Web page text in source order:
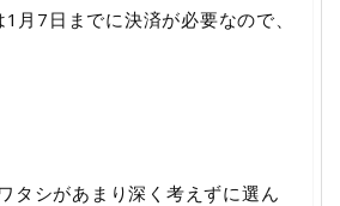
月7日までに決済が必要なので、
タシがあまり深く考えずに選ん